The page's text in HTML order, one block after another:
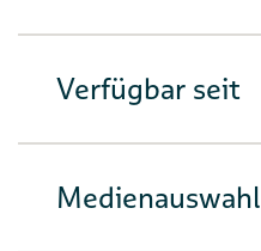
Verfügbar seit
Medienauswahl